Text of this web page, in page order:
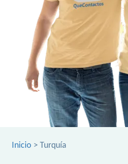
Inicio > Turquía